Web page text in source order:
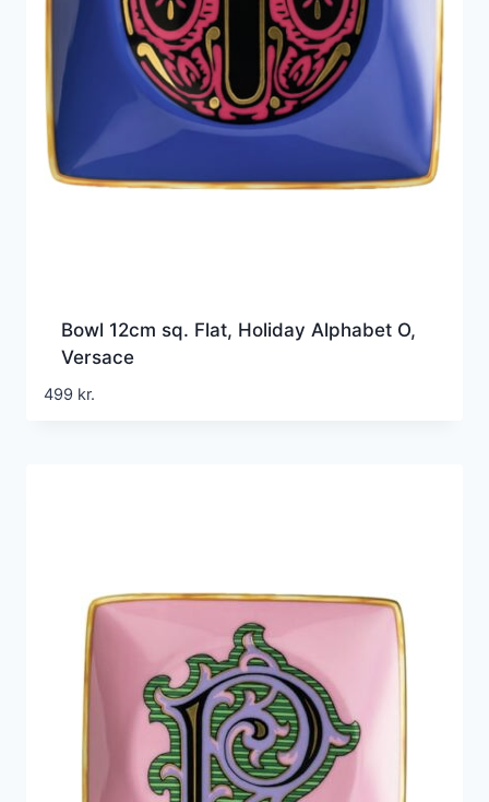
Bowl 12cm sq. Flat, Holiday Alphabet O,
Versace
499 kr.